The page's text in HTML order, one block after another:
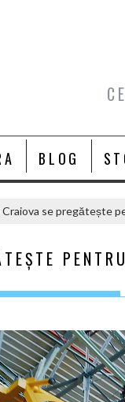
BLOG
Craiova se pregătește